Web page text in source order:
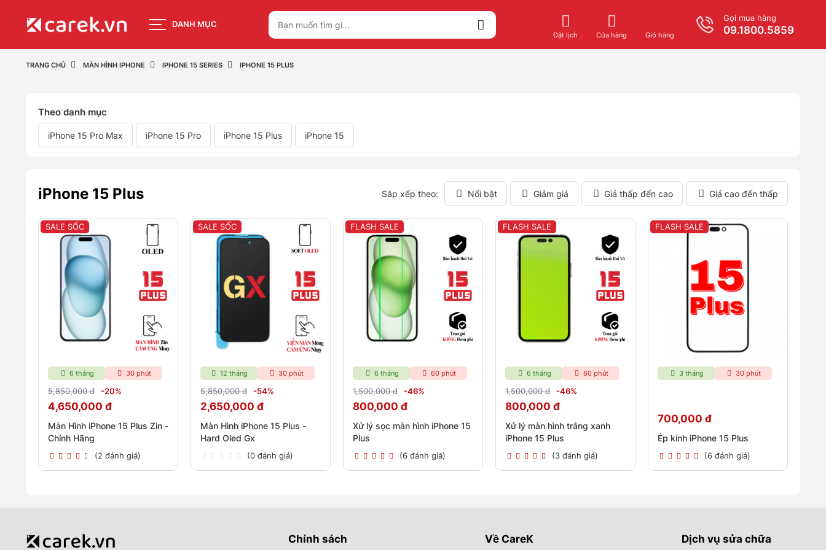
DANH MỤC
Đặt lịch Cửa hàng Giỏ hàng
Gọi mua hàng
09.1800.5859
TRANG CHỦ MÀN HÌNH IPHONE IPHONE 15 SERIES IPHONE 15 PLUS
Theo danh mục
iPhone 15 Pro Max iPhone 15 Pro iPhone 15 Plus iPhone 15
iPhone 15 Plus Sắp xếp theo: Nổi bật Giảm giá Giá thấp đến cao Giá cao đến thấp
SALE SỐC
6 tháng 30 phút
5,850,000 đ -20%
4,650,000 đ
Màn Hình iPhone 15 Plus Zin -
Chính Hãng
(2 đánh giá)
SALE SỐC
12 tháng 30 phút
5,850,000 đ -54%
2,650,000 đ
Màn Hình iPhone 15 Plus -
Hard Oled Gx
(0 đánh giá)
FLASH SALE
6 tháng 60 phút
1,500,000 đ -46%
800,000 đ
Xử lý sọc màn hình iPhone 15
Plus
(6 đánh giá)
FLASH SALE
6 tháng 60 phút
1,500,000 đ -46%
800,000 đ
Xử lý màn hình trắng xanh
iPhone 15 Plus
(3 đánh giá)
FLASH SALE
3 tháng 30 phút
700,000 đ
Ép kính iPhone 15 Plus
(6 đánh giá)
Chính sách Về CareK Dịch vụ sửa chữa